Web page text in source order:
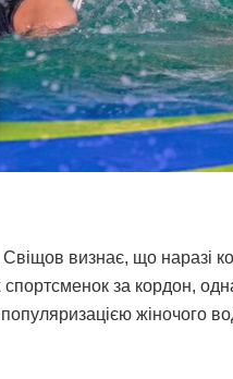
визнає, що наразі
за кордон,
жіночого